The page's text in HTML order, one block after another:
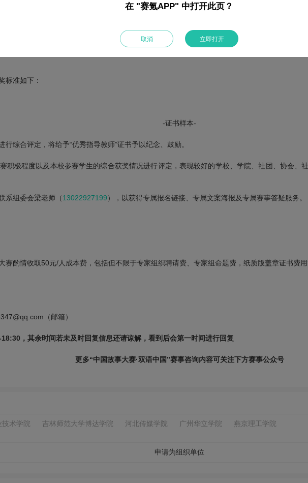
赛公告栏通知为准。
标准如下：
-证书样本-
综合评定，将给予“优秀指导教师”证书予以纪念、鼓励。
积极程度以及本校参赛学生的综合获奖情况进行评定，表现较好的学校、学院、社团、协会、
系组委会梁老师（13022927199），以获得专属报名链接、专属文案海报及专属赛事答疑服务。
赛酌情收取50元/人成本费，包括但不限于专家组织聘请费、专家组命题费，纸质版盖章证书费
（邮箱）
，其余时间若未及时回复信息还请谅解，看到后会第一时间进行回复
更多“中国故事大赛·双语中国”​赛事咨询内容可关注下方赛事公众号
技术学院 吉林师范大学博达学院 河北传媒学院 广州华立学院 燕京理工学院
申请为组织单位
在 "赛氪APP" 中打开此页？
取消 立即打开